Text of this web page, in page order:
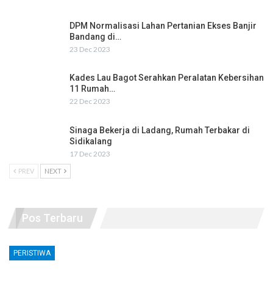
DPM Normalisasi Lahan Pertanian Ekses Banjir
Bandang di…
23 Dec 2023
Kades Lau Bagot Serahkan Peralatan Kebersihan
11 Rumah…
22 Dec 2023
Sinaga Bekerja di Ladang, Rumah Terbakar di
Sidikalang
17 Dec 2023
PREV NEXT
Pos Terbaru
PERISTIWA